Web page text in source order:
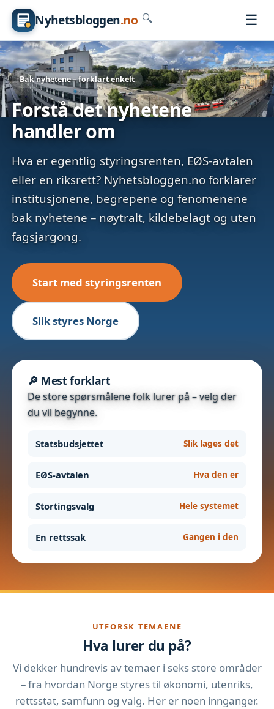
Nyhetsbloggen.no 🔍 ☰
Bak nyhetene – forklart enkelt
Forstå det nyhetene
handler om
Hva er egentlig styringsrenten, EØS-avtalen
eller en riksrett? Nyhetsbloggen.no forklarer
institusjonene, begrepene og fenomenene
bak nyhetene – nøytralt, kildebelagt og uten
fagsjargong.
Start med styringsrenten
Slik styres Norge
🔎 Mest forklart
De store spørsmålene folk lurer på – velg der
du vil begynne.
Statsbudsjettet Slik lages det
EØS-avtalen Hva den er
Stortingsvalg Hele systemet
En rettssak Gangen i den
UTFORSK TEMAENE
Hva lurer du på?
Vi dekker hundrevis av temaer i seks store områder
– fra hvordan Norge styres til økonomi, utenriks,
rettsstat, samfunn og valg. Her er noen innganger.